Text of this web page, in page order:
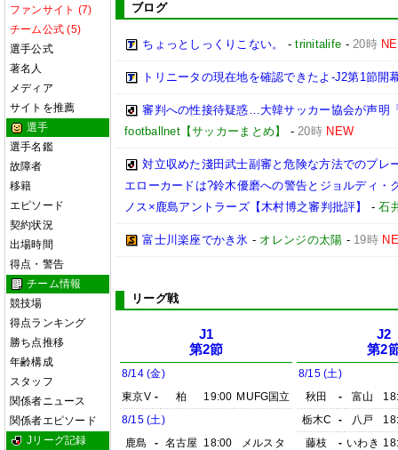
ファンサイト (7)
チーム公式 (5)
選手公式
著名人
メディア
サイトを推薦
選手
選手名鑑
故障者
移籍
エピソード
契約状況
出場時間
得点・警告
チーム情報
競技場
得点ランキング
勝ち点推移
年齢構成
スタッフ
関係者ニュース
関係者エピソード
Jリーグ記録
ブログ
ちょっとしっくりこない。 -trinitalife -20時
トリニータの現在地を確認できたよ-J2第1節開
審判への性接待疑惑…大韓サッカー協会が声明
footballnet【サッカーまとめ】
-20時 NEW
対立収めた淺田武士副審と危険な方法でのプレ
エローカードは?鈴木優磨への警告とジョルディ
ノス×鹿島アントラーズ【木村博之審判批評】
-石
富士川楽座でかき氷 - オレンジの太陽 - 19時
リーグ戦
J1
第2節
8/14 (金)
東京V - 柏 19:00 MUFG国立
8/15 (土)
鹿島
- 名古屋 18:00
メルスタ
J2
第2
8/15 (土)
秋田
- 富山
栃木C
- 八戸
藤枝
- いわき